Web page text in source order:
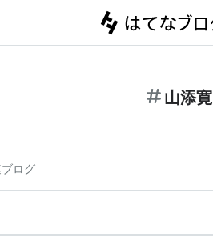
山添寛
ログ